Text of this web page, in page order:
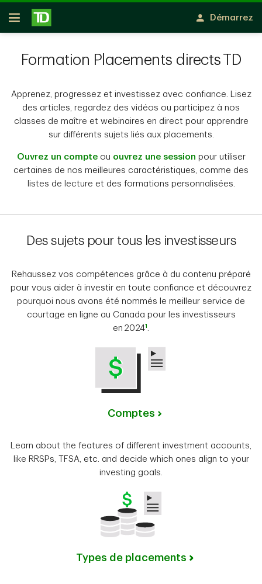
Passer au contenu principal
Ouvert
Démarrez
Formation Placements directs TD
Apprenez, progressez et investissez avec confiance. Lisez
des articles, regardez des vidéos ou participez à nos
classes de maître et webinaires en direct pour apprendre
sur différents sujets liés aux placements.
Ouvrez un compteou ouvrez une session pour utiliser
certaines de nos meilleures caractéristiques, comme des
listes de lecture et des formations personnalisées.
Des sujets pour tous les investisseurs
Rehaussez vos compétences grâce à du contenu préparé
pour vous aider à investir en toute confiance et découvrez
pourquoi nous avons été nommés le meilleur service de
courtage en ligne au Canada pour les investisseurs
en 20241 .
Comptes
Learn about the features of different investment accounts,
like RRSPs, TFSA, etc. and decide which ones align to your
investing goals.
Types de placements